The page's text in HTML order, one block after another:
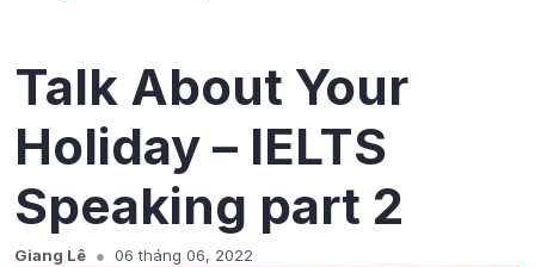
Talk About Your
Holiday – IELTS
Speaking part 2
Giang Lê 06 tháng 06, 2022